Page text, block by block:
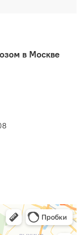
в Москве